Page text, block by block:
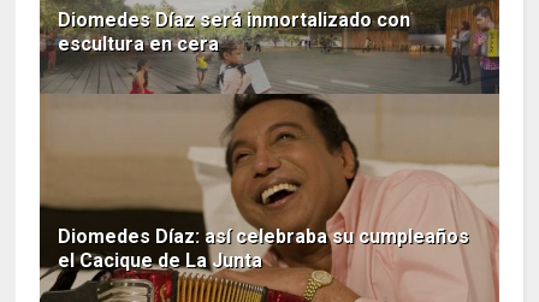
Diomedes Díaz será inmortalizado con
escultura en cera
Diomedes Díaz: así celebraba su cumpleaños
el Cacique de La Junta